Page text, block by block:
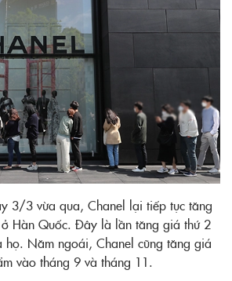
3/3 vừa qua, Chanel lại tiếp tục tăng
Hàn Quốc. Đây là lần tăng giá thứ 2
họ. Năm ngoái, Chanel cũng tăng giá
vào tháng 9 và tháng 11.